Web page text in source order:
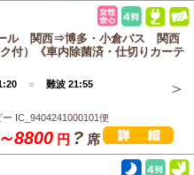
ル 関西⇒博多・小倉バス 関西
付）《車内除菌済・仕切りカーテ
＝ 難波 21:55
IC_9404241000101便
8800 円 ? 席